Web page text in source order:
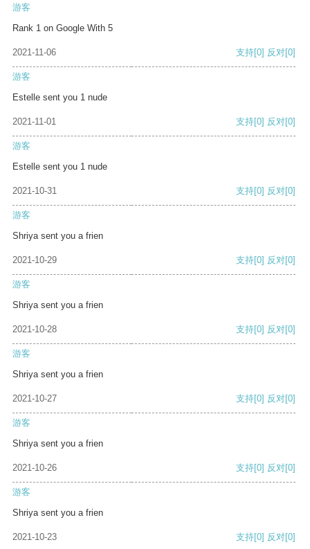
游客
Rank 1 on Google With 5
2021-11-06 支持[0] 反对[0]
游客
Estelle sent you 1 nude
2021-11-01 支持[0] 反对[0]
游客
Estelle sent you 1 nude
2021-10-31 支持[0] 反对[0]
游客
Shriya sent you a frien
2021-10-29 支持[0] 反对[0]
游客
Shriya sent you a frien
2021-10-28 支持[0] 反对[0]
游客
Shriya sent you a frien
2021-10-27 支持[0] 反对[0]
游客
Shriya sent you a frien
2021-10-26 支持[0] 反对[0]
游客
Shriya sent you a frien
2021-10-23 支持[0] 反对[0]